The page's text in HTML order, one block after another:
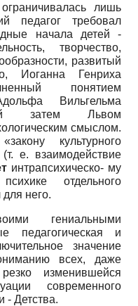
лишь
педагог требовал
начала детей -
творчество,
развитый
Иоганна Генриха
понятием
Вильгельма
затем Львом
смыслом.
культурного
(т. е. взаимодействие
интрапсихическо- му
отдельного
для него.
гениальными
педагогическая и
значение
всех, даже
изменившейся
современного
- Детства.